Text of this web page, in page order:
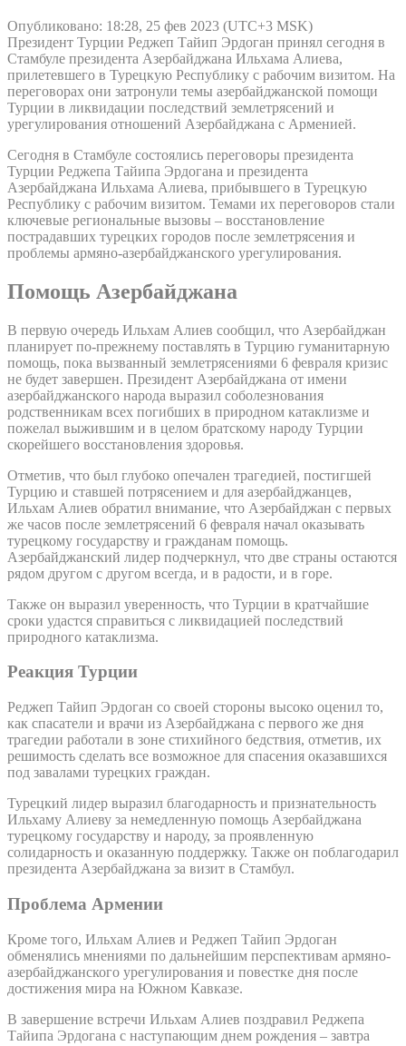
Опубликовано: 18:28, 25 фев 2023 (UTC+3 MSK)
Президент Турции Реджеп Тайип Эрдоган принял сегодня в
Стамбуле президента Азербайджана Ильхама Алиева,
прилетевшего в Турецкую Республику с рабочим визитом. На
переговорах они затронули темы азербайджанской помощи
Турции в ликвидации последствий землетрясений и
урегулирования отношений Азербайджана с Арменией.
Сегодня в Стамбуле состоялись переговоры президента
Турции Реджепа Тайипа Эрдогана и президента
Азербайджана Ильхама Алиева, прибывшего в Турецкую
Республику с рабочим визитом. Темами их переговоров стали
ключевые региональные вызовы – восстановление
пострадавших турецких городов после землетрясения и
проблемы армяно-азербайджанского урегулирования.
Помощь Азербайджана
В первую очередь Ильхам Алиев сообщил, что Азербайджан
планирует по-прежнему поставлять в Турцию гуманитарную
помощь, пока вызванный землетрясениями 6 февраля кризис
не будет завершен. Президент Азербайджана от имени
азербайджанского народа выразил соболезнования
родственникам всех погибших в природном катаклизме и
пожелал выжившим и в целом братскому народу Турции
скорейшего восстановления здоровья.
Отметив, что был глубоко опечален трагедией, постигшей
Турцию и ставшей потрясением и для азербайджанцев,
Ильхам Алиев обратил внимание, что Азербайджан с первых
же часов после землетрясений 6 февраля начал оказывать
турецкому государству и гражданам помощь.
Азербайджанский лидер подчеркнул, что две страны остаются
рядом другом с другом всегда, и в радости, и в горе.
Также он выразил уверенность, что Турции в кратчайшие
сроки удастся справиться с ликвидацией последствий
природного катаклизма.
Реакция Турции
Реджеп Тайип Эрдоган со своей стороны высоко оценил то,
как спасатели и врачи из Азербайджана с первого же дня
трагедии работали в зоне стихийного бедствия, отметив, их
решимость сделать все возможное для спасения оказавшихся
под завалами турецких граждан.
Турецкий лидер выразил благодарность и признательность
Ильхаму Алиеву за немедленную помощь Азербайджана
турецкому государству и народу, за проявленную
солидарность и оказанную поддержку. Также он поблагодарил
президента Азербайджана за визит в Стамбул.
Проблема Армении
Кроме того, Ильхам Алиев и Реджеп Тайип Эрдоган
обменялись мнениями по дальнейшим перспективам армяно-
азербайджанского урегулирования и повестке дня после
достижения мира на Южном Кавказе.
В завершение встречи Ильхам Алиев поздравил Реджепа
Тайипа Эрдогана с наступающим днем рождения – завтра